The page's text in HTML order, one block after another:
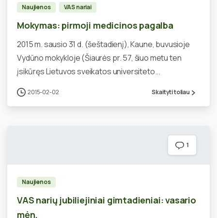
Naujienos VAS nariai
Mokymas: pirmoji medicinos pagalba
2015 m. sausio 31 d. (šeštadienį), Kaune, buvusioje
Vydūno mokykloje (Šiaurės pr. 57, šiuo metu ten
įsikūręs Lietuvos sveikatos universiteto...
2015-02-02 Skaityti toliau
1
Naujienos
VAS narių jubiliejiniai gimtadieniai: vasario
mėn.